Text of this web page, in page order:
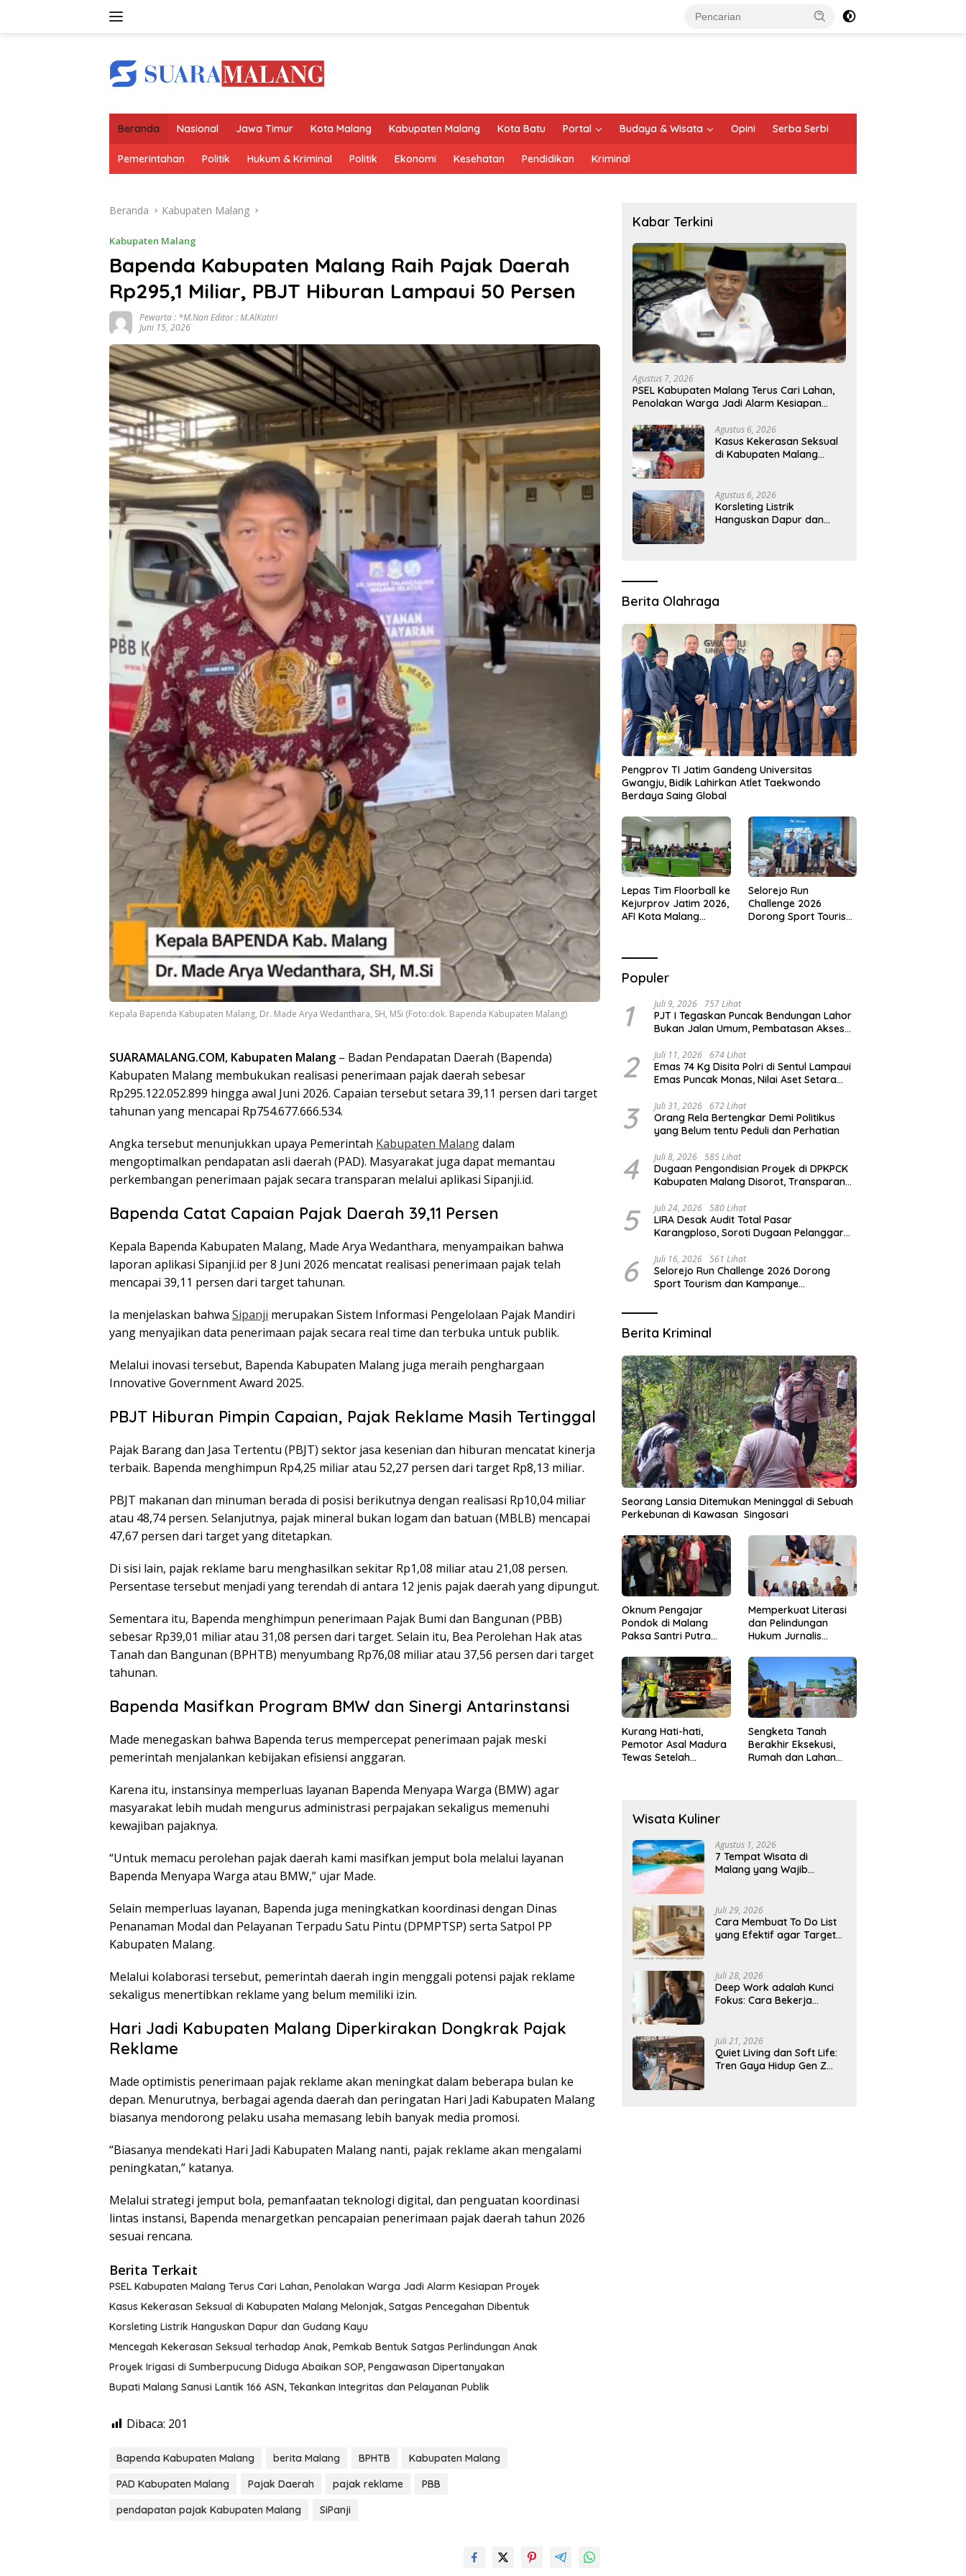
Beranda Nasional Jawa Timur Kota Malang Kabupaten Malang Kota Batu Portal Budaya & Wisata Opini Serba Serbi
Pemerintahan Politik Hukum & Kriminal Politik Ekonomi Kesehatan Pendidikan Kriminal
Beranda Kabupaten Malang
Kabupaten Malang
Bapenda Kabupaten Malang Raih Pajak Daerah
Rp295,1 Miliar, PBJT Hiburan Lampaui 50 Persen
Pewarta : *M.Nan Editor : M.AlKatiri
Juni 15, 2026
Kepala Bapenda Kabupaten Malang, Dr. Made Arya Wedanthara, SH, MSi (Foto:dok. Bapenda Kabupaten Malang)
SUARAMALANG.COM, Kabupaten Malang – Badan Pendapatan Daerah (Bapenda)
Kabupaten Malang membukukan realisasi penerimaan pajak daerah sebesar
Rp295.122.052.899 hingga awal Juni 2026. Capaian tersebut setara 39,11 persen dari target
tahunan yang mencapai Rp754.677.666.534.
Angka tersebut menunjukkan upaya Pemerintah Kabupaten Malangdalam
mengoptimalkan pendapatan asli daerah (PAD). Masyarakat juga dapat memantau
perkembangan penerimaan pajak secara transparan melalui aplikasi Sipanji.id.
Bapenda Catat Capaian Pajak Daerah 39,11 Persen
Kepala Bapenda Kabupaten Malang, Made Arya Wedanthara, menyampaikan bahwa
laporan aplikasi Sipanji.id per 8 Juni 2026 mencatat realisasi penerimaan pajak telah
mencapai 39,11 persen dari target tahunan.
Ia menjelaskan bahwa Sipanji merupakan Sistem Informasi Pengelolaan Pajak Mandiri
yang menyajikan data penerimaan pajak secara real time dan terbuka untuk publik.
Melalui inovasi tersebut, Bapenda Kabupaten Malang juga meraih penghargaan
Innovative Government Award 2025.
PBJT Hiburan Pimpin Capaian, Pajak Reklame Masih Tertinggal
Pajak Barang dan Jasa Tertentu (PBJT) sektor jasa kesenian dan hiburan mencatat kinerja
terbaik. Bapenda menghimpun Rp4,25 miliar atau 52,27 persen dari target Rp8,13 miliar.
PBJT makanan dan minuman berada di posisi berikutnya dengan realisasi Rp10,04 miliar
atau 48,74 persen. Selanjutnya, pajak mineral bukan logam dan batuan (MBLB) mencapai
47,67 persen dari target yang ditetapkan.
Di sisi lain, pajak reklame baru menghasilkan sekitar Rp1,08 miliar atau 21,08 persen.
Persentase tersebut menjadi yang terendah di antara 12 jenis pajak daerah yang dipungut.
Sementara itu, Bapenda menghimpun penerimaan Pajak Bumi dan Bangunan (PBB)
sebesar Rp39,01 miliar atau 31,08 persen dari target. Selain itu, Bea Perolehan Hak atas
Tanah dan Bangunan (BPHTB) menyumbang Rp76,08 miliar atau 37,56 persen dari target
tahunan.
Bapenda Masifkan Program BMW dan Sinergi Antarinstansi
Made menegaskan bahwa Bapenda terus mempercepat penerimaan pajak meski
pemerintah menjalankan kebijakan efisiensi anggaran.
Karena itu, instansinya memperluas layanan Bapenda Menyapa Warga (BMW) agar
masyarakat lebih mudah mengurus administrasi perpajakan sekaligus memenuhi
kewajiban pajaknya.
“Untuk memacu perolehan pajak daerah kami masifkan jemput bola melalui layanan
Bapenda Menyapa Warga atau BMW,” ujar Made.
Selain memperluas layanan, Bapenda juga meningkatkan koordinasi dengan Dinas
Penanaman Modal dan Pelayanan Terpadu Satu Pintu (DPMPTSP) serta Satpol PP
Kabupaten Malang.
Melalui kolaborasi tersebut, pemerintah daerah ingin menggali potensi pajak reklame
sekaligus menertibkan reklame yang belum memiliki izin.
Hari Jadi Kabupaten Malang Diperkirakan Dongkrak Pajak
Reklame
Made optimistis penerimaan pajak reklame akan meningkat dalam beberapa bulan ke
depan. Menurutnya, berbagai agenda daerah dan peringatan Hari Jadi Kabupaten Malang
biasanya mendorong pelaku usaha memasang lebih banyak media promosi.
“Biasanya mendekati Hari Jadi Kabupaten Malang nanti, pajak reklame akan mengalami
peningkatan,” katanya.
Melalui strategi jemput bola, pemanfaatan teknologi digital, dan penguatan koordinasi
lintas instansi, Bapenda menargetkan pencapaian penerimaan pajak daerah tahun 2026
sesuai rencana.
Berita Terkait
PSEL Kabupaten Malang Terus Cari Lahan, Penolakan Warga Jadi Alarm Kesiapan Proyek
Kasus Kekerasan Seksual di Kabupaten Malang Melonjak, Satgas Pencegahan Dibentuk
Korsleting Listrik Hanguskan Dapur dan Gudang Kayu
Mencegah Kekerasan Seksual terhadap Anak, Pemkab Bentuk Satgas Perlindungan Anak
Proyek Irigasi di Sumberpucung Diduga Abaikan SOP, Pengawasan Dipertanyakan
Bupati Malang Sanusi Lantik 166 ASN, Tekankan Integritas dan Pelayanan Publik
Dibaca: 201
Bapenda Kabupaten Malang berita Malang BPHTB
Kabupaten Malang
PAD Kabupaten Malang
Pajak Daerah pajak reklame
PBB
pendapatan pajak Kabupaten Malang
SiPanji
Kabar Terkini
Agustus 7, 2026
PSEL Kabupaten Malang Terus Cari Lahan,
Penolakan Warga Jadi Alarm Kesiapan
Agustus 6, 2026
Kasus Kekerasan Seksual
di Kabupaten Malang
Agustus 6, 2026
Korsleting Listrik
Hanguskan Dapur dan
Berita Olahraga
Pengprov TI Jatim Gandeng Universitas
Gwangju, Bidik Lahirkan Atlet Taekwondo
Berdaya Saing Global
Lepas Tim Floorball ke
Kejurprov Jatim 2026,
AFI Kota Malang
Selorejo Run
Challenge 2026
Dorong Sport Tourism
Populer
1 Juli 9, 2026 757 Lihat
PJT I Tegaskan Puncak Bendungan Lahor
Bukan Jalan Umum, Pembatasan Akses
2 Juli 11, 2026 674 Lihat
Emas 74 Kg Disita Polri di Sentul Lampaui
Emas Puncak Monas, Nilai Aset Setara
3 Juli 31, 2026 672 Lihat
Orang Rela Bertengkar Demi Politikus
yang Belum tentu Peduli dan Perhatian
4 Juli 8, 2026 585 Lihat
Dugaan Pengondisian Proyek di DPKPCK
Kabupaten Malang Disorot, Transparansi
5 Juli 24, 2026 580 Lihat
LIRA Desak Audit Total Pasar
Karangploso, Soroti Dugaan Pelanggaran
6 Juli 16, 2026 561 Lihat
Selorejo Run Challenge 2026 Dorong
Sport Tourism dan Kampanye
Berita Kriminal
Seorang Lansia Ditemukan Meninggal di Sebuah
Perkebunan di Kawasan Singosari
Oknum Pengajar
Pondok di Malang
Paksa Santri Putra
Memperkuat Literasi
dan Pelindungan
Hukum Jurnalis
Hukumonline
Menyediakan Layanan
AI Gratis
Kurang Hati-hati,
Pemotor Asal Madura
Tewas Setelah
Sengketa Tanah
Berakhir Eksekusi,
Rumah dan Lahan
Wisata Kuliner
Agustus 1, 2026
7 Tempat Wisata di
Malang yang Wajib
Juli 29, 2026
Cara Membuat To Do List
yang Efektif agar Target
Juli 28, 2026
Deep Work adalah Kunci
Fokus: Cara Bekerja
Juli 21, 2026
Quiet Living dan Soft Life:
Tren Gaya Hidup Gen Z